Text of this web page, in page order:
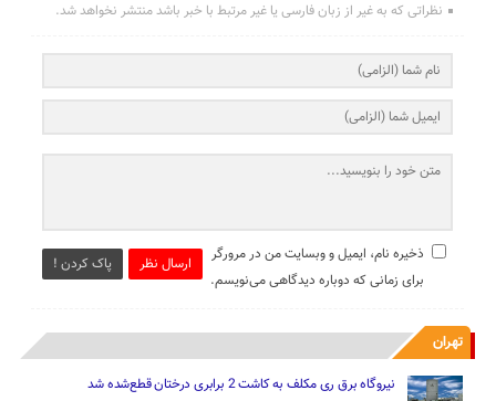
نظراتی که به غیر از زبان فارسی یا غیر مرتبط با خبر باشد منتشر نخواهد شد.
ارسال نظر پاک کردن !
ذخیره نام، ایمیل و وبسایت من در مرورگر
برای زمانی که دوباره دیدگاهی می‌نویسم.
تهران
نیروگاه برق ری مکلف به کاشت 2 برابری درختان قطع‌شده شد